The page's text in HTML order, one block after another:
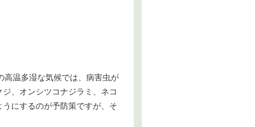
高温多湿な気候では、病害虫が
、オンシツコナジラミ、ネコ
にするのが予防策ですが、そ